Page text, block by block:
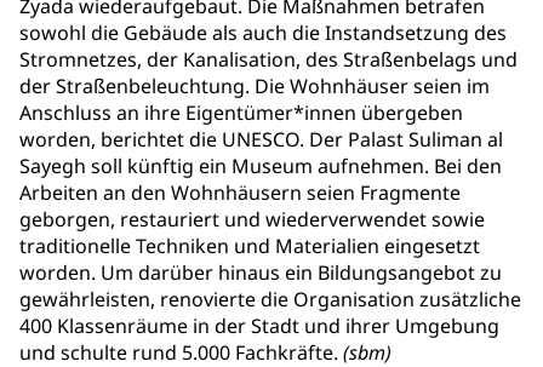
Zyada wiederaufgebaut. Die Maßnahmen betrafen
sowohl die Gebäude als auch die Instandsetzung des
Stromnetzes, der Kanalisation, des Straßenbelags und
der Straßenbeleuchtung. Die Wohnhäuser seien im
Anschluss an ihre Eigentümer*innen übergeben
worden, berichtet die UNESCO. Der Palast Suliman al
Sayegh soll künftig ein Museum aufnehmen. Bei den
Arbeiten an den Wohnhäusern seien Fragmente
geborgen, restauriert und wiederverwendet sowie
traditionelle Techniken und Materialien eingesetzt
worden. Um darüber hinaus ein Bildungsangebot zu
gewährleisten, renovierte die Organisation zusätzliche
400 Klassenräume in der Stadt und ihrer Umgebung
und schulte rund 5.000 Fachkräfte. (sbm)